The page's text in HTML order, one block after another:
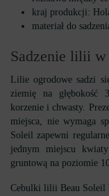
kraj produkcji:
materiał do
Sadzenie lilii w
Lilie ogrodowe sadzi
ziemię na głębokość
korzenie i chwasty.
miejsca, nie wymaga
Soleil zapewni
jednym miejscu
gruntową na poziomie
Cebulki lilii Beau Soleil